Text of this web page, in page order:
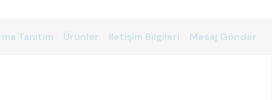
Tanıtım Ürünler İletişim Bilgileri Mesaj Gönder